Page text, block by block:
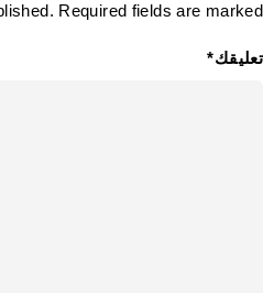
Required fields are marked *
تعليقك*